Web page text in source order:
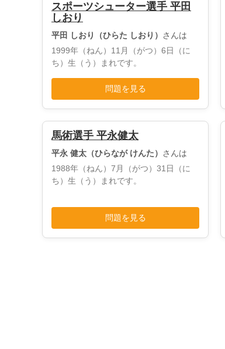
スポーツシューター選手 平田
しおり
平田 しおり（ひらた しおり）
さんは
1999年（ねん）11月（がつ）6日（に
ち）生（う）まれです。
問題を見る
馬術選手 平永健太
平永 健太（ひらなが けんた）
さんは
1988年（ねん）7月（がつ）31日（に
ち）生（う）まれです。
問題を見る